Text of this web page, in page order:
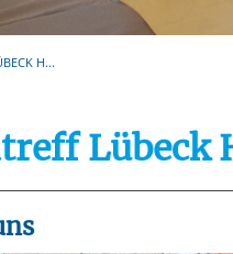
berechtigter Interessen
H...
Lübeck